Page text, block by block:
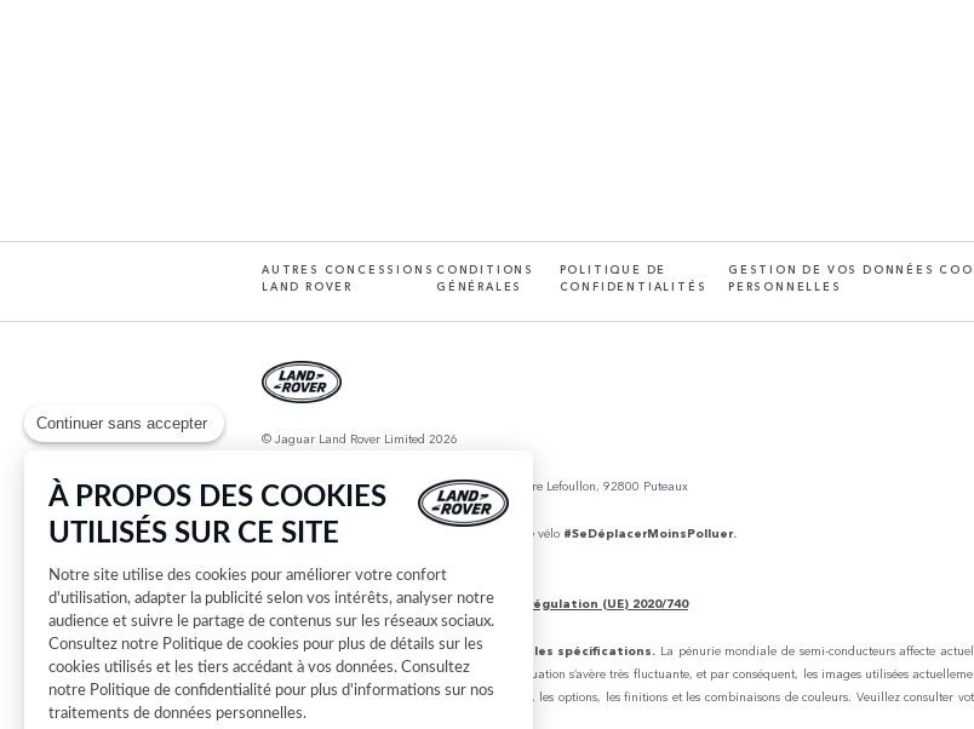
Continuer sans accepter
À PROPOS DES COOKIES
UTILISÉS SUR CE SITE
Notre site utilise des cookies pour améliorer votre confort
d'utilisation, adapter la publicité selon vos intérêts, analyser notre
audience et suivre le partage de contenus sur les réseaux sociaux.
Consultez notre Politique de cookies pour plus de détails sur les
cookies utilisés et les tiers accédant à vos données. Consultez
notre Politique de confidentialité pour plus d'informations sur nos
traitements de données personnelles.
AUTRES CONCESSIONS
LAND ROVER
CONDITIONS
GÉNÉRALES
POLITIQUE DE
CONFIDENTIALITÉS
GESTION DE VOS DONNÉES
PERSONNELLES
© Jaguar Land Rover Limited 2026
JLR France, Tour Défense Plaza, 23 rue Delarivière Lefoullon, 92800 Puteaux
Pour les trajets courts, privilégiez la marche ou le vélo #SeDéplacerMoinsPolluer.
Information sur les étiquettes énergie
Information sur les pneumatiques - Voir régulation (UE) 2020/740
Remarque importante sur les images et les spécifications. La pénurie mondiale de semi-conducteurs affecte
des options et les délais de construction. Cette situation s’avère très fluctuante, et par conséquent, les images utilisées
actuelles en ce qui concerne les caractéristiques, les options, les finitions et les combinaisons de couleurs. Veuillez consulter
faire un choix éclairé.